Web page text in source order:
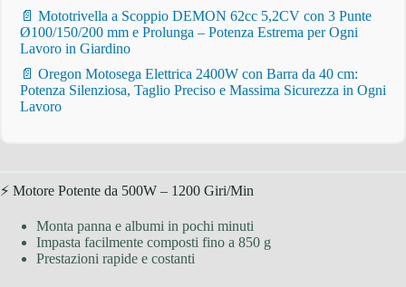
📄 Mototrivella a Scoppio DEMON 62cc 5,2CV con 3 Punte
Ø100/150/200 mm e Prolunga – Potenza Estrema per Ogni
Lavoro in Giardino
📄 Oregon Motosega Elettrica 2400W con Barra da 40 cm:
Potenza Silenziosa, Taglio Preciso e Massima Sicurezza in Ogni
Lavoro
⚡ Motore Potente da 500W – 1200 Giri/Min
Monta panna e albumi in pochi minuti
Impasta facilmente composti fino a 850 g
Prestazioni rapide e costanti